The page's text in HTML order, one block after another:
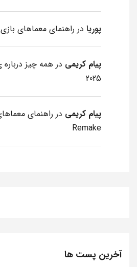
پوریا در راهنمای معماهای بازی Silent Hill 2 Remake
پیام کریمی در
2025
پیام کریمی در
Remake
آخرین پست ها